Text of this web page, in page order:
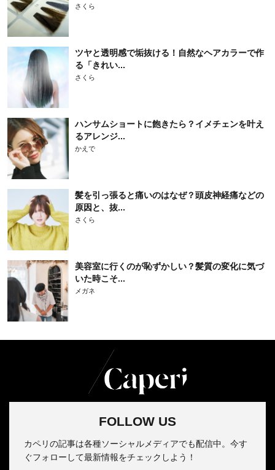
さくら
ツヤと透明感で垢抜ける！自然なヘアカラーで作
る「きれい...
さくら
ハンサムショートに飽きたら？イメチェンを叶え
るアレンジ...
かえで
髪を引っ張ると痛いのはなぜ？頭皮神経痛などの
原因と、抜...
さくら
美容室に行くのが恥ずかしい？髪質の変化に気づ
いた時こそ...
メガネ
FOLLOW US
カペリの記事は各種ソーシャルメディアでも配信中。今す
ぐフォローして最新情報をチェックしよう！